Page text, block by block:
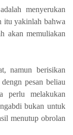
menyerukan
itu yakinlah bahwa
akan memuliakan
namun berisikan
pesan beliau
perlu melakukan
bukan untuk
menutup obrolan